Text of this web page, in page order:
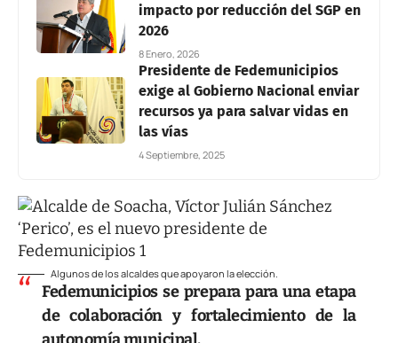
impacto por reducción del SGP en
2026
8 Enero, 2026
Presidente de Fedemunicipios
exige al Gobierno Nacional enviar
recursos ya para salvar vidas en
las vías
4 Septiembre, 2025
Algunos de los alcaldes que apoyaron la elección.
Fedemunicipios se prepara para una etapa
de colaboración y fortalecimiento de la
autonomía municipal.